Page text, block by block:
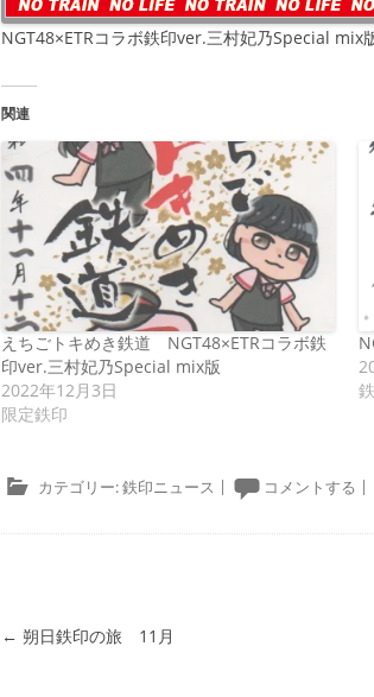
NGT48×ETRコラボ鉄印ver.三村妃乃Special mix
関連
えちごトキめき鉄道 NGT48×ETRコラボ鉄
印ver.三村妃乃Special mix版
2022年12月3日
限定鉄印
カテゴリー:鉄印ニュース | コメントする |
投稿ナビゲーション
← 朔日鉄印の旅 11月